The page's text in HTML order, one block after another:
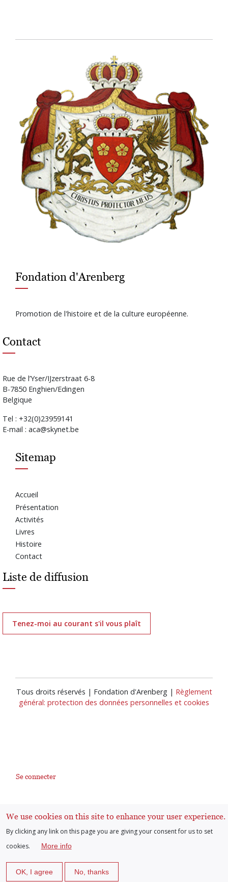
Fondation d'Arenberg
Promotion de l'histoire et de la culture européenne.
Contact
Rue de l’Yser/IJzerstraat 6-8
B-7850 Enghien/Edingen
Belgique
Tel : +32(0)23959141
E-mail : aca@skynet.be
Sitemap
Accueil
Présentation
Activités
Livres
Histoire
Contact
Liste de diffusion
Tenez-moi au courant s'il vous plaît
Tous droits réservés | Fondation d'Arenberg | Règlement
général: protection des données personnelles et cookies
User
account
menu
Se connecter
We use cookies on this site to enhance your user experience.
By clicking any link on this page you are giving your consent for us to set
cookies.
More info
OK, I agree No, thanks